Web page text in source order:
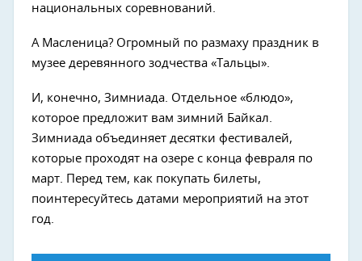
национальных соревнований.
А Масленица? Огромный по размаху праздник в
музее деревянного зодчества «Тальцы».
И, конечно, Зимниада. Отдельное «блюдо»,
которое предложит вам зимний Байкал.
Зимниада объединяет десятки фестивалей,
которые проходят на озере с конца февраля по
март. Перед тем, как покупать билеты,
поинтересуйтесь датами мероприятий на этот
год.